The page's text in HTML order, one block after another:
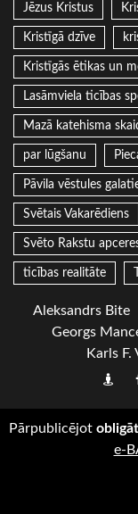
Jēzus Kristus
Kristīgā dzīve
Kristīgās ētikas un
Lasāmviela ticības
Mazā katehisma
par lūgšanu
Pāvila vēstules
Svētais Vakarēdiens
Svēto Rakstu
ticības realitāte
Aleksandrs Bite
Georgs
Karls F.
Pārpublicējot
e-